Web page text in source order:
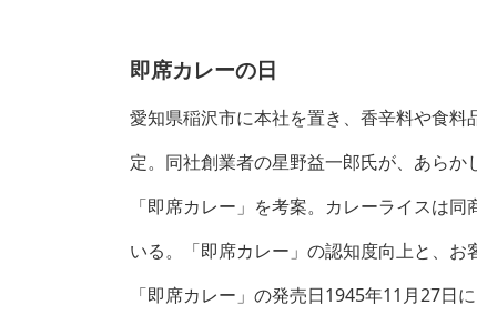
即席カレーの日
愛知県稲沢市に本社を置き、香辛料や食
定。同社創業者の星野益一郎氏が、あら
「即席カレー」を考案。カレーライスは
いる。「即席カレー」の認知度向上と、お
「即席カレー」の発売日1945年11月27日に